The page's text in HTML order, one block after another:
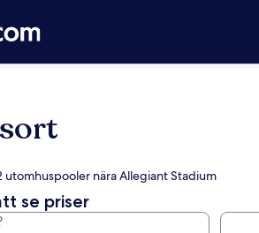
utomhuspooler nära Allegiant Stadium
se priser